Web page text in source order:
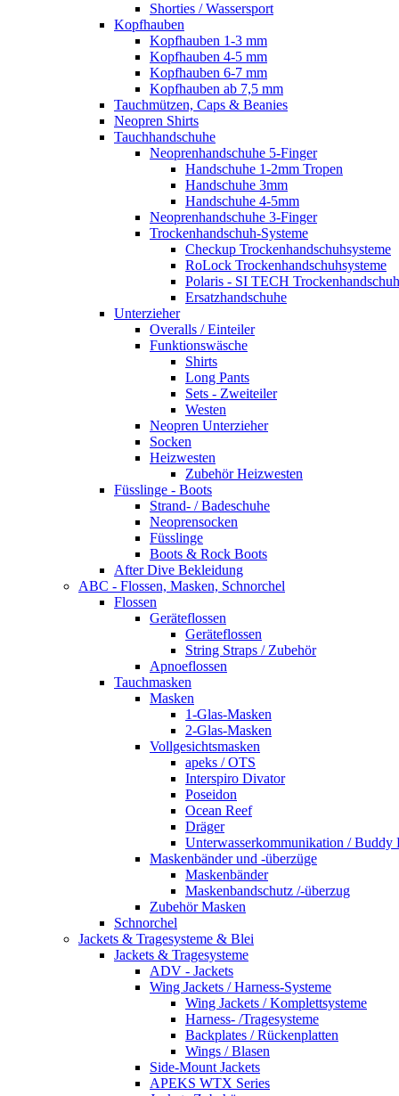
Shorties / Wassersport
Kopfhauben
Kopfhauben 1-3 mm
Kopfhauben 4-5 mm
Kopfhauben 6-7 mm
Kopfhauben ab 7,5 mm
Tauchmützen, Caps & Beanies
Neopren Shirts
Tauchhandschuhe
Neoprenhandschuhe 5-Finger
Handschuhe 1-2mm Tropen
Handschuhe 3mm
Handschuhe 4-5mm
Neoprenhandschuhe 3-Finger
Trockenhandschuh-Systeme
Checkup Trockenhandschuhsysteme
RoLock Trockenhandschuhsysteme
Polaris - SI TECH
Ersatzhandschuhe
Unterzieher
Overalls / Einteiler
Funktionswäsche
Shirts
Long Pants
Sets - Zweiteiler
Westen
Neopren Unterzieher
Socken
Heizwesten
Zubehör Heizwesten
Füsslinge - Boots
Strand- / Badeschuhe
Neoprensocken
Füsslinge
Boots & Rock Boots
After Dive Bekleidung
ABC - Flossen, Masken, Schnorchel
Flossen
Geräteflossen
Geräteflossen
String Straps / Zubehör
Apnoeflossen
Tauchmasken
Masken
1-Glas-Masken
2-Glas-Masken
Vollgesichtsmasken
apeks / OTS
Interspiro Divator
Poseidon
Ocean Reef
Dräger
Unterwasserkommunikation / Buddy
Maskenbänder und -überzüge
Maskenbänder
Maskenbandschutz /-überzug
Zubehör Masken
Schnorchel
Jackets & Tragesysteme & Blei
Jackets & Tragesysteme
ADV - Jackets
Wing Jackets / Harness-Systeme
Wing Jackets / Komplettsysteme
Harness- /Tragesysteme
Backplates / Rückenplatten
Wings / Blasen
Side-Mount Jackets
APEKS WTX Series